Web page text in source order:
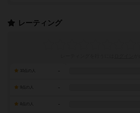
レーティング
-
-
-